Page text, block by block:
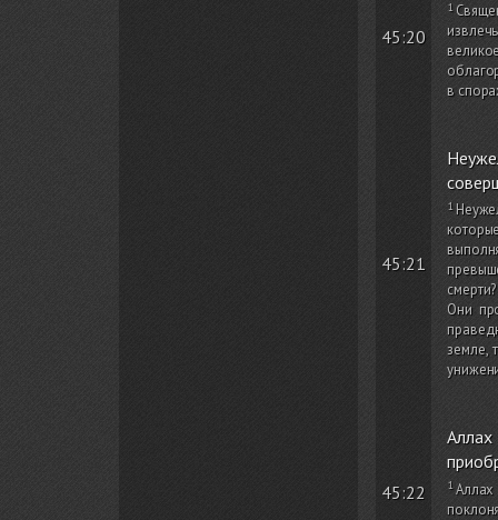
45:20
в
45:21
Они
земле,
45:22
Аллах